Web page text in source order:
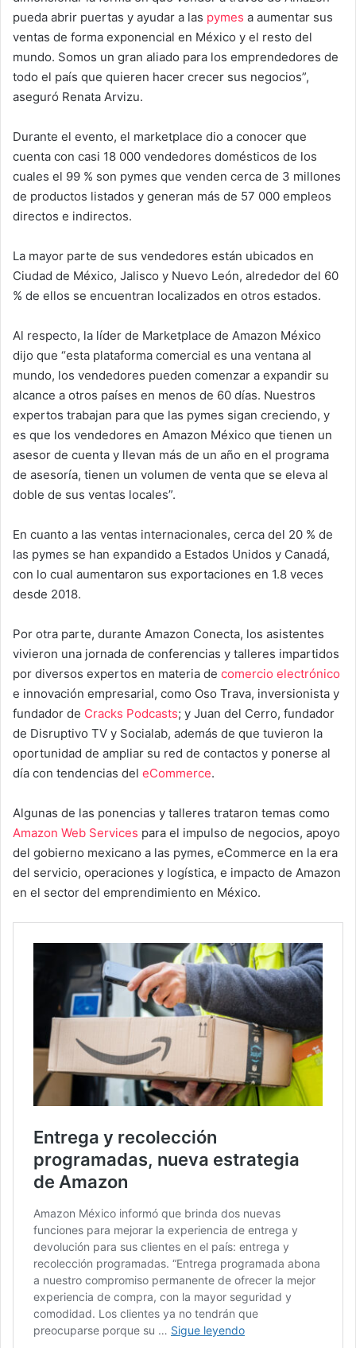
pueda abrir puertas y ayudar a las pymes a aumentar sus
ventas de forma exponencial en México y el resto del
mundo. Somos un gran aliado para los emprendedores de
todo el país que quieren hacer crecer sus negocios”,
aseguró Renata Arvizu.
Durante el evento, el marketplace dio a conocer que
cuenta con casi 18 000 vendedores domésticos de los
cuales el 99 % son pymes que venden cerca de 3 millones
de productos listados y generan más de 57 000 empleos
directos e indirectos.
La mayor parte de sus vendedores están ubicados en
Ciudad de México, Jalisco y Nuevo León, alrededor del 60
% de ellos se encuentran localizados en otros estados.
Al respecto, la líder de Marketplace de Amazon México
dijo que “esta plataforma comercial es una ventana al
mundo, los vendedores pueden comenzar a expandir su
alcance a otros países en menos de 60 días. Nuestros
expertos trabajan para que las pymes sigan creciendo, y
es que los vendedores en Amazon México que tienen un
asesor de cuenta y llevan más de un año en el programa
de asesoría, tienen un volumen de venta que se eleva al
doble de sus ventas locales”.
En cuanto a las ventas internacionales, cerca del 20 % de
las pymes se han expandido a Estados Unidos y Canadá,
con lo cual aumentaron sus exportaciones en 1.8 veces
desde 2018.
Por otra parte, durante Amazon Conecta, los asistentes
vivieron una jornada de conferencias y talleres impartidos
por diversos expertos en materia de comercio electrónico
e innovación empresarial, como Oso Trava, inversionista y
fundador de Cracks Podcasts; y Juan del Cerro, fundador
de Disruptivo TV y Socialab, además de que tuvieron la
oportunidad de ampliar su red de contactos y ponerse al
día con tendencias del eCommerce.
Algunas de las ponencias y talleres trataron temas como
Amazon Web Services para el impulso de negocios, apoyo
del gobierno mexicano a las pymes, eCommerce en la era
del servicio, operaciones y logística, e impacto de Amazon
en el sector del emprendimiento en México.